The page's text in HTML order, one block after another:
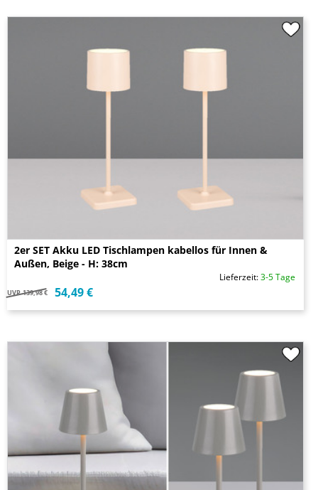
2er SET Akku LED Tischlampen kabellos für Innen &
Außen, Beige - H: 38cm
Lieferzeit:3-5 Tage
UVP 139,98 € 54,49 €